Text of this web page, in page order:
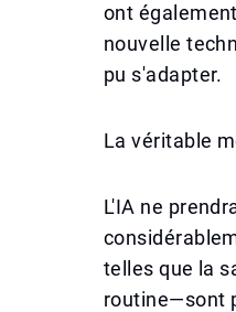
ont
nouvelle
pu s'adapter.
La véritable
L'IA ne
telles que la
routine—sont